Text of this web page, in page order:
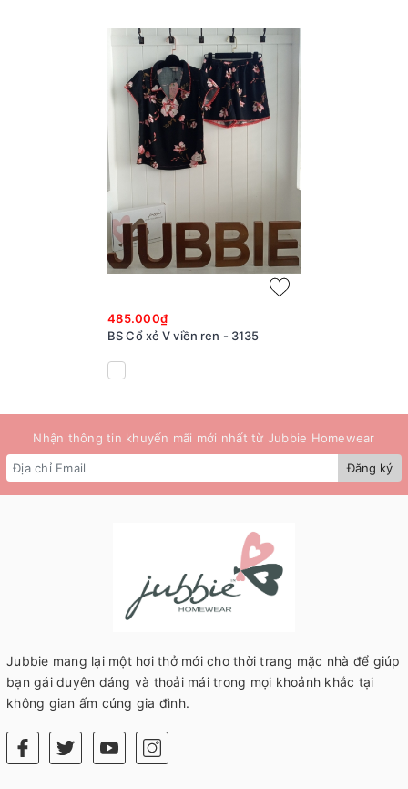
485.000₫
BS Cổ xẻ V viền ren - 3135
Nhận thông tin khuyến mãi mới nhất từ Jubbie Homewear
Đăng ký
Jubbie mang lại một hơi thở mới cho thời trang mặc nhà để giúp
bạn gái duyên dáng và thoải mái trong mọi khoảnh khắc tại
không gian ấm cúng gia đình.